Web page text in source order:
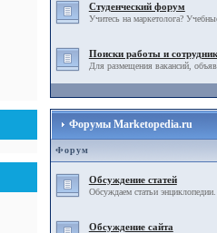
Студенческий форум
Учитесь на маркетолога?
Поиски работы и
Для размещения вакансий,
Форумы Marketopedia.ru
Форум
Обсуждение статей
Обсуждаем статьи энциклопедии.
Обсуждение сайта